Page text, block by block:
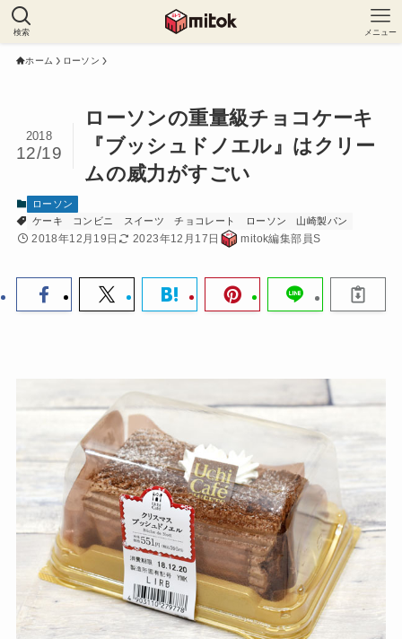
検索 メニュー
ホーム ローソン
ローソンの重量級チョコケーキ
『ブッシュドノエル』はクリー
ムの威力がすごい
2018
12/19
ローソン
ケーキ
コンビニ スイーツ チョコレート ローソン 山崎製パン
2018年12月19日 2023年12月17日 mitok編集部員S